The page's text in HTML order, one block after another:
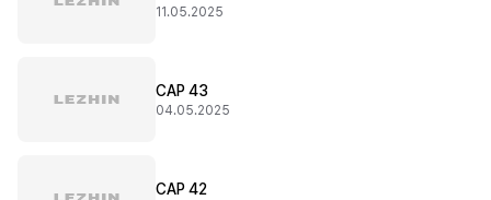
11.05.2025
CAP 43
04.05.2025
CAP 42